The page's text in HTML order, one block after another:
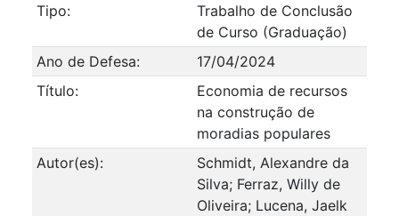
Tipo:
Trabalho de Conclusão
de Curso (Graduação)
Ano de Defesa:
17/04/2024
Título:
Economia de recursos
na construção de
moradias populares
Autor(es):
Schmidt, Alexandre da
Silva; Ferraz, Willy de
Oliveira; Lucena, Jaelk